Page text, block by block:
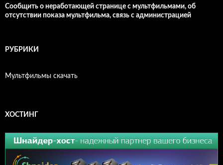
Сообщить о неработающей странице с мультфильмами, об
отсутствии показа мультфильма, связь с администрацией
РУБРИКИ
Мультфильмы скачать
ХОСТИНГ